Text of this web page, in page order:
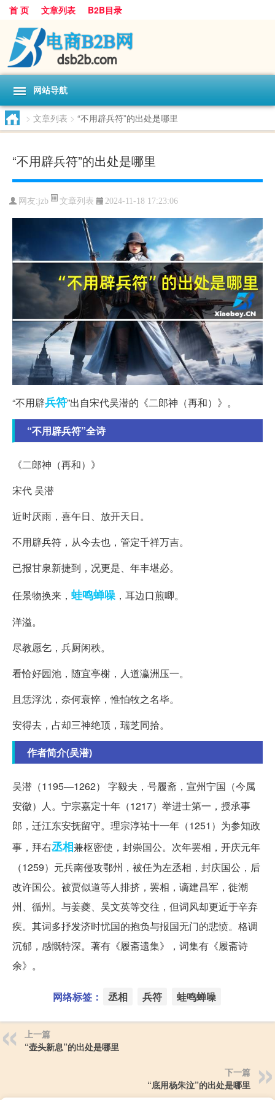
首 页 文章列表 B2B目录
网站导航
> 文章列表 > “不用辟兵符”的出处是哪里
“不用辟兵符”的出处是哪里
网友:jzb 文章列表 2024-11-18 17:23:06
“不用辟兵符”出自宋代吴潜的《二郎神（再和）》。
“不用辟兵符”全诗
《二郎神（再和）》
宋代 吴潜
近时厌雨，喜午日、放开天日。
不用辟兵符，从今去也，管定千祥万吉。
已报甘泉新捷到，况更是、年丰堪必。
任景物换来， 蛙鸣蝉噪 ，耳边口煎唧。
洋溢。
尽教愿乞，兵厨闲秩。
看恰好园池，随宜亭榭，人道瀛洲压一。
且恁浮沈，奈何衰悴，惟怕牧之名毕。
安得去，占却三神绝顶，瑞芝同拾。
作者简介(吴潜)
吴潜（1195—1262） 字毅夫，号履斋，宣州宁国（今属
安徽）人。宁宗嘉定十年（1217）举进士第一，授承事
郎，迁江东安抚留守。理宗淳祐十一年（1251）为参知政
事，拜右丞相兼枢密使，封崇国公。次年罢相，开庆元年
（1259）元兵南侵攻鄂州，被任为左丞相，封庆国公，后
改许国公。被贾似道等人排挤，罢相，谪建昌军，徙潮
州、循州。与姜夔、吴文英等交往，但词风却更近于辛弃
疾。其词多抒发济时忧国的抱负与报国无门的悲愤。格调
沉郁，感慨特深。著有《履斋遗集》，词集有《履斋诗
余》。
网络标签： 丞相 兵符 蛙鸣蝉噪
上一篇
“壶头新息”的出处是哪里
下一篇
“底用杨朱泣”的出处是哪里